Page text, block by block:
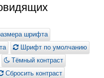
шрифта
Шрифт по умолчанию
Тёмный контраст
Сбросить контраст